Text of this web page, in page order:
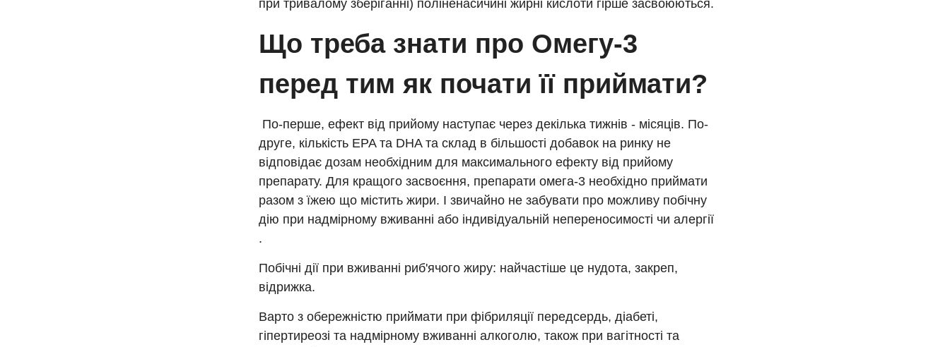
при тривалому зберіганні) поліненасичині жирні кислоти гірше засвоюються.
Що треба знати про Омегу-3
перед тим як почати її приймати?
По-перше, ефект від прийому наступає через декілька тижнів - місяців. По-
друге, кількість EPA та DHA та склад в більшості добавок на ринку не
відповідає дозам необхідним для максимального ефекту від прийому
препарату. Для кращого засвоєння, препарати омега-3 необхідно приймати
разом з їжею що містить жири. І звичайно не забувати про можливу побічну
дію при надмірному вживанні або індивідуальній непереносимості чи алергії
.
Побічні дії при вживанні риб'ячого жиру: найчастіше це нудота, закреп,
відрижка.
Варто з обережністю приймати при фібриляції передсердь, діабеті,
гіпертиреозі та надмірному вживанні алкоголю, також при вагітності та